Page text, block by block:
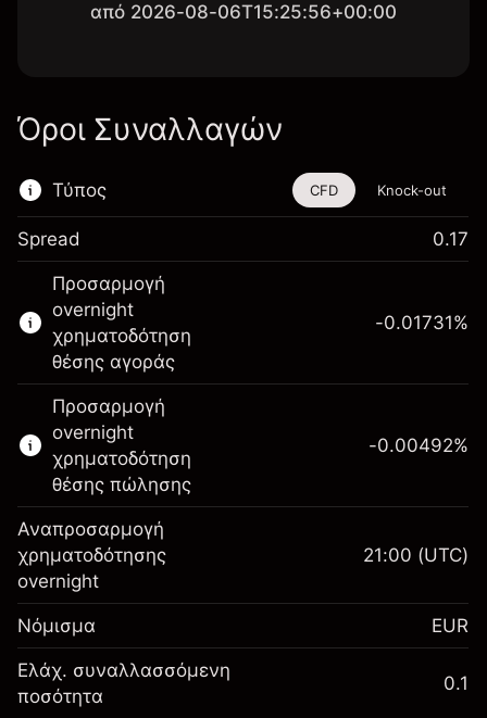
από 2026-08-06T15:25:56+00:00
Όροι Συναλλαγών
Τύπος
Αυτό το χρηματοοικονομικό εργαλείο είναι
διαθέσιμο για διαπραγμάτευση μέσω CFDs
και Knock-outs.
Μάθετε περισσότερα σχετικά με:
CFDs
Knock-outs
CFD Knock-out
Spread 0.17
Προσαρμογή
overnight
χρηματοδότηση
θέσης αγοράς
Περιθώριο. Η επένδυσή
σας
€1,000.00
Αναπροσαρμογή
χρηματοδότησης κατά
τη διάρκεια της νύχτας
Χρεώσεις από την πλήρη αξία
της θέσης
-0.017307
-0.01731%
Προσαρμογή
overnight
χρηματοδότηση
θέσης πώλησης
Περιθώριο. Η επένδυσή
σας
-0.00492%
Αναπροσαρμογή
χρηματοδότησης
overnight
21:00 (UTC)
Νόμισμα EUR
Ελάχ. συναλλασσόμενη
ποσότητα
0.1